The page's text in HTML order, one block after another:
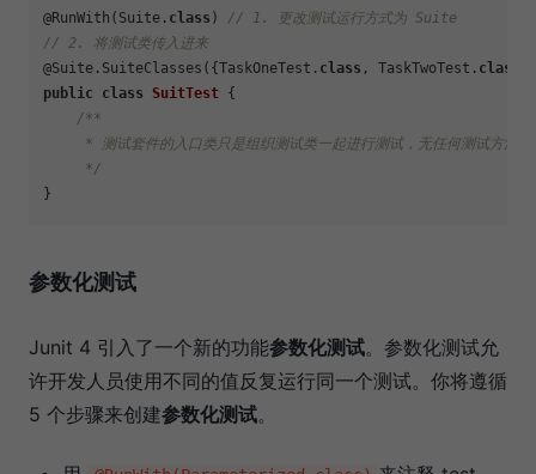
@RunWith(Suite. class ) // 1. 更改测试运行方式为 Suite
// 2. 将测试类传入进来
@Suite.SuiteClasses({TaskOneTest. class , TaskTwoTest. class
public
class SuitTest {
/**
     * 测试套件的入口类只是组织测试类一起进行测试，无任何测试方法，
     */
参数化测试
Junit 4 引入了一个新的功能参数化测试。参数化测试允
许开发人员使用不同的值反复运行同一个测试。你将遵循
5 个步骤来创建参数化测试。